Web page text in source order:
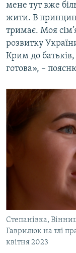
мене тут вже
жити. В
тримає. Моя
розвитку
Крим до
готова», –
Степанівка,
Гаврилюк на тлі
квітня 2023